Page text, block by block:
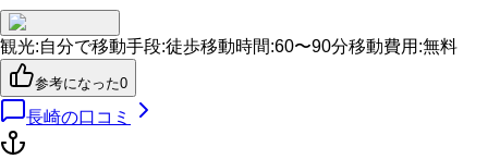
観光:自分で移動手段:徒歩移動時間:60〜90分移動費用 :無料
参考になった0
長崎の口コミ